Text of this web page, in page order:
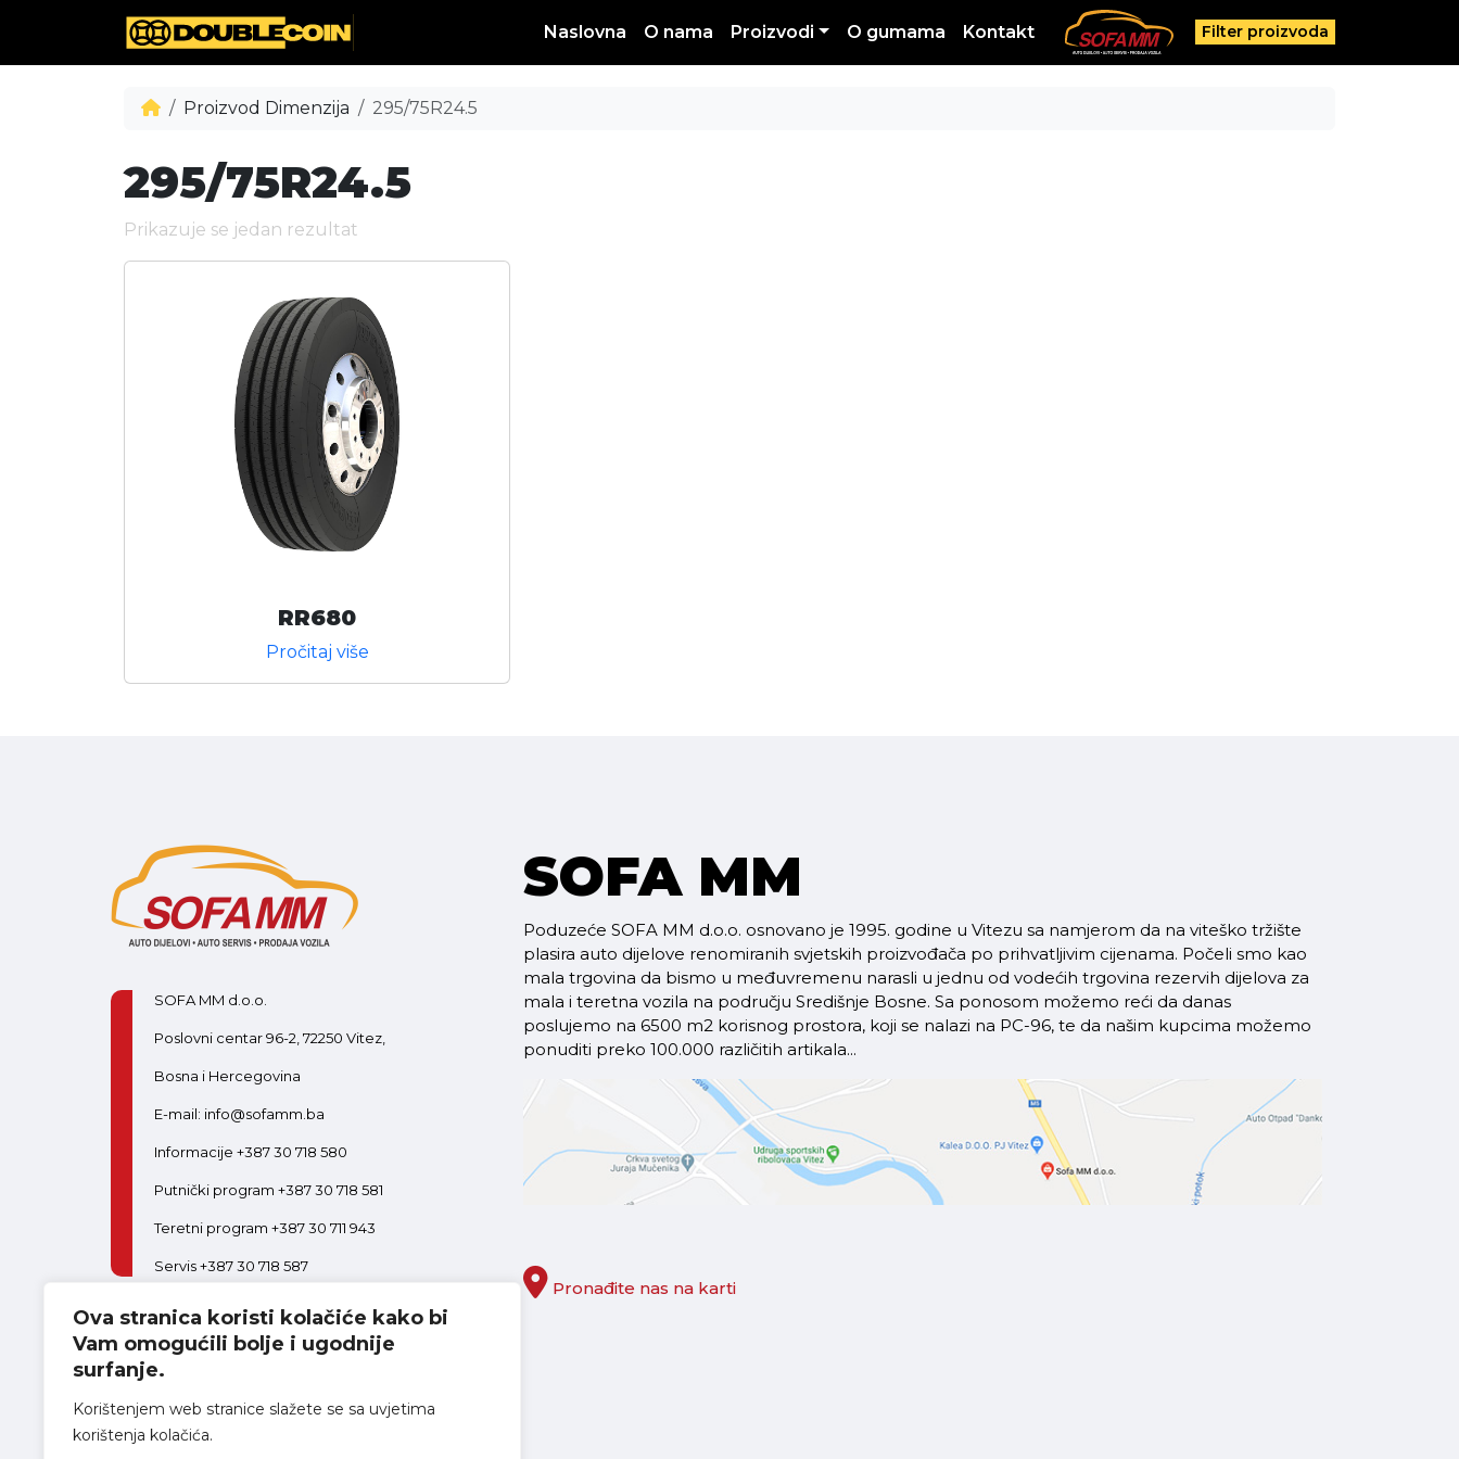
Ova stranica koristi kolačiće kako bi
Vam omogućili bolje i ugodnije
surfanje.
Korištenjem web stranice slažete se sa uvjetima
korištenja kolačića.
Naslovna O nama Proizvodi O gumama Kontakt Filter proizvoda
Proizvod Dimenzija 295/75R24.5
295/75R24.5
Prikazuje se jedan rezultat
RR680
Pročitaj više
SOFA MM d.o.o.
Poslovni centar 96-2, 72250 Vitez,
Bosna i Hercegovina
E-mail: info@sofamm.ba
Informacije +387 30 718 580
Putnički program +387 30 718 581
Teretni program +387 30 711 943
Servis +387 30 718 587
PON-PET:08:00-16:30SUB:08:00-14:00
Postani dio tima
SOFA MM
Poduzeće SOFA MM d.o.o. osnovano je 1995. godine u Vitezu sa namjerom da na viteško tržište
plasira auto dijelove renomiranih svjetskih proizvođača po prihvatljivim cijenama. Počeli smo kao
mala trgovina da bismo u međuvremenu narasli u jednu od vodećih trgovina rezervih dijelova za
mala i teretna vozila na području Središnje Bosne. Sa ponosom možemo reći da danas
poslujemo na 6500 m2 korisnog prostora, koji se nalazi na PC-96, te da našim kupcima možemo
ponuditi preko 100.000 različitih artikala...
Pronađite nas na karti